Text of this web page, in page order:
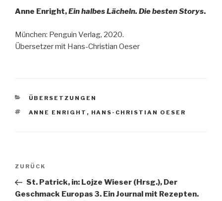
Anne Enright,Ein halbes Lächeln. Die besten Storys.
München: Penguin Verlag, 2020.
Übersetzer mit Hans-Christian Oeser
KATEGORIEN
ÜBERSETZUNGEN
SCHLAGWÖRTER
ANNE ENRIGHT , HANS-CHRISTIAN OESER
Beitragsnavigation
Vorheriger
Beitrag
ZURÜCK
St. Patrick, in: Lojze Wieser (Hrsg.), Der
Geschmack Europas 3. Ein Journal mit Rezepten.